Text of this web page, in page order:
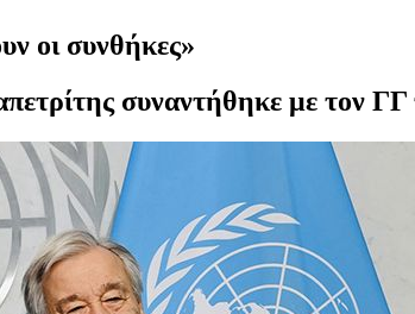
οι συνθήκες»
συναντήθηκε με τον